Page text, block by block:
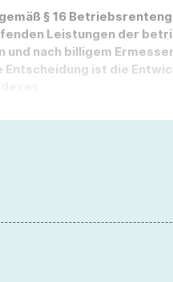
§ 16
Leistungen der
nach billigem
ist die